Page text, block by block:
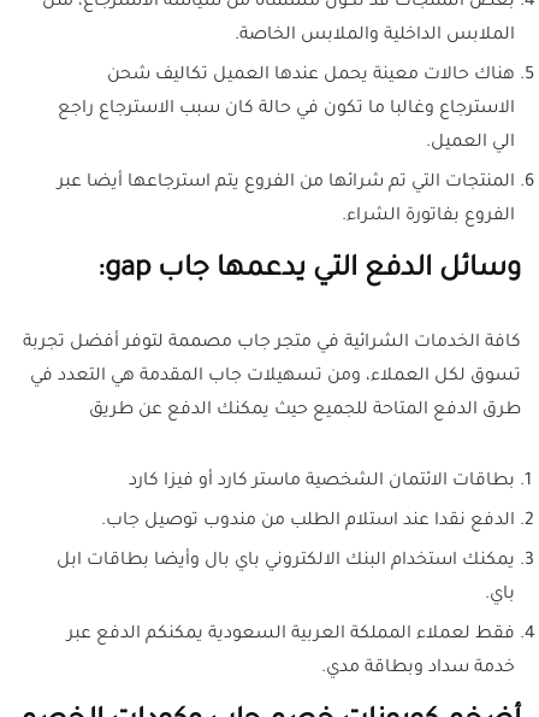
الملابس الداخلية والملابس الخاصة.
هناك حالات معينة يحمل عندها العميل تكاليف شحن
الاسترجاع وغالبا ما تكون في حالة كان سبب الاسترجاع راجع
الي العميل.
المنتجات التي تم شرائها من الفروع يتم استرجاعها أيضا عبر
الفروع بفاتورة الشراء.
وسائل الدفع التي يدعمها جاب gap:
كافة الخدمات الشرائية في متجر جاب مصممة لتوفر أفضل تجربة
تسوق لكل العملاء، ومن تسهيلات جاب المقدمة هي التعدد في
طرق الدفع المتاحة للجميع حيث يمكنك الدفع عن طريق
بطاقات الائتمان الشخصية ماستر كارد أو فيزا كارد
الدفع نقدا عند استلام الطلب من مندوب توصيل جاب.
يمكنك استخدام البنك الالكتروني باي بال وأيضا بطاقات ابل
باي.
فقط لعملاء المملكة العربية السعودية يمكنكم الدفع عبر
خدمة سداد وبطاقة مدي.